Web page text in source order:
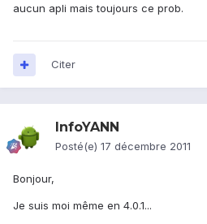
aucun apli mais toujours ce prob.
Citer
InfoYANN
Posté(e) 17 décembre 2011
Bonjour,
Je suis moi même en 4.0.1...